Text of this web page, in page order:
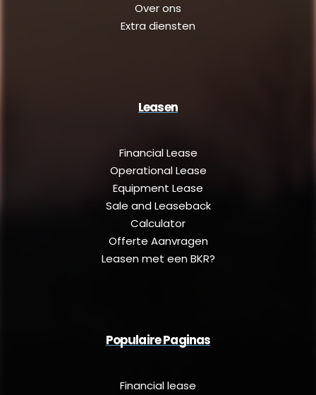
Over ons
Extra diensten
Leasen
Financial Lease
Operational Lease
Equipment Lease
Sale and Leaseback
Calculator
Offerte Aanvragen
Leasen met een BKR?
Populaire Paginas
Financial lease